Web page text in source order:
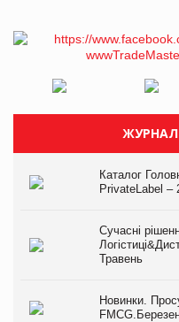
ЖУРНАЛ
Каталог
PrivateLabel –
Сучасні
Травень
Новинки.